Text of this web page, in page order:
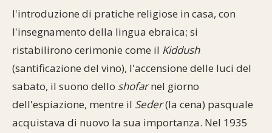
l'introduzione di pratiche religiose in casa, con
l'insegnamento della lingua ebraica; si
ristabilirono cerimonie come il Kiddush
(santificazione del vino), l'accensione delle luci del
sabato, il suono dello shofarnel giorno
dell'espiazione, mentre il Seder(la cena) pasquale
acquistava di nuovo la sua importanza. Nel 1935